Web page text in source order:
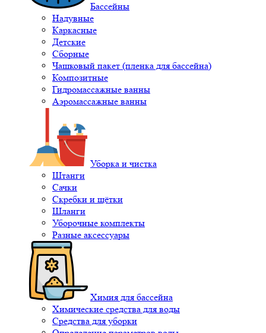
Бассейны
Надувные
Каркасные
Детские
Сборные
Чашковый пакет (пленка для бассейна)
Композитные
Гидромассажные ванны
Аэромассажные ванны
Уборка и чистка
Штанги
Сачки
Скребки и щётки
Шланги
Уборочные комплекты
Разные аксессуары
Химия для бассейна
Химические средства для воды
Средства для уборки